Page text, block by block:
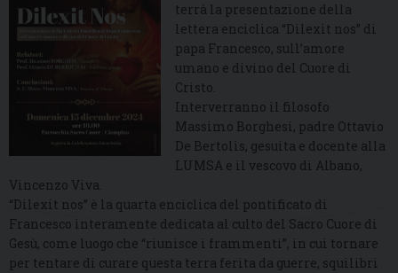
terrà la presentazione della
lettera enciclica “Dilexit nos” di
papa Francesco, sull’amore
umano e divino del Cuore di
Cristo.
Interverranno il filosofo
Massimo Borghesi, padre Ottavio
De Bertolis, gesuita e docente alla
LUMSA e il vescovo di Albano,
Vincenzo Viva.
“Dilexit nos” è la quarta enciclica del pontificato di
Francesco interamente dedicata al culto del Sacro Cuore di
Gesù, come luogo che “riunisce i frammenti”, in cui tornare
per tentare di curare questa terra ferita da guerre, squilibri